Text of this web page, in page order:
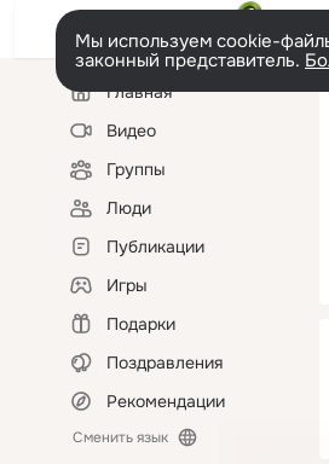
Мы используем cookie-
законный представитель.
Левая
колонкаГлавная
Видео
Группы
Люди
Публикации
Игры
Подарки
Поздравления
Рекомендации
Сменить язык